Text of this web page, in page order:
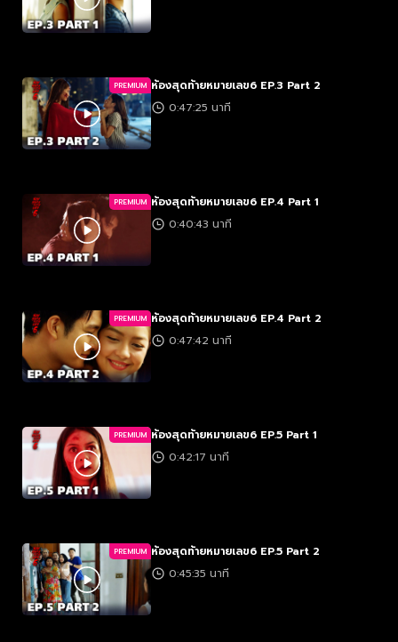
PREMIUM ห้องสุดท้ายหมายเลข6 EP.3 Part 2
0:47:25 นาที
PREMIUM ห้องสุดท้ายหมายเลข6 EP.4 Part 1
0:40:43 นาที
PREMIUM ห้องสุดท้ายหมายเลข6 EP.4 Part 2
0:47:42 นาที
PREMIUM ห้องสุดท้ายหมายเลข6 EP.5 Part 1
0:42:17 นาที
PREMIUM ห้องสุดท้ายหมายเลข6 EP.5 Part 2
0:45:35 นาที